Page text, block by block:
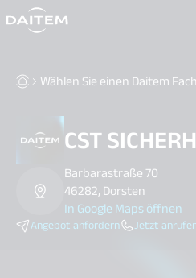
search.label
Wählen Sie einen Daitem
CST
Barbarastraße 70
46282, Dorsten
In Google Maps öffnen
Angebot anfordern Jetzt